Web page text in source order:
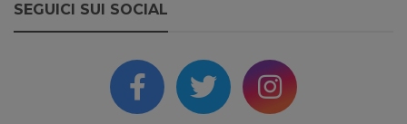
SEGUICI SUI SOCIAL